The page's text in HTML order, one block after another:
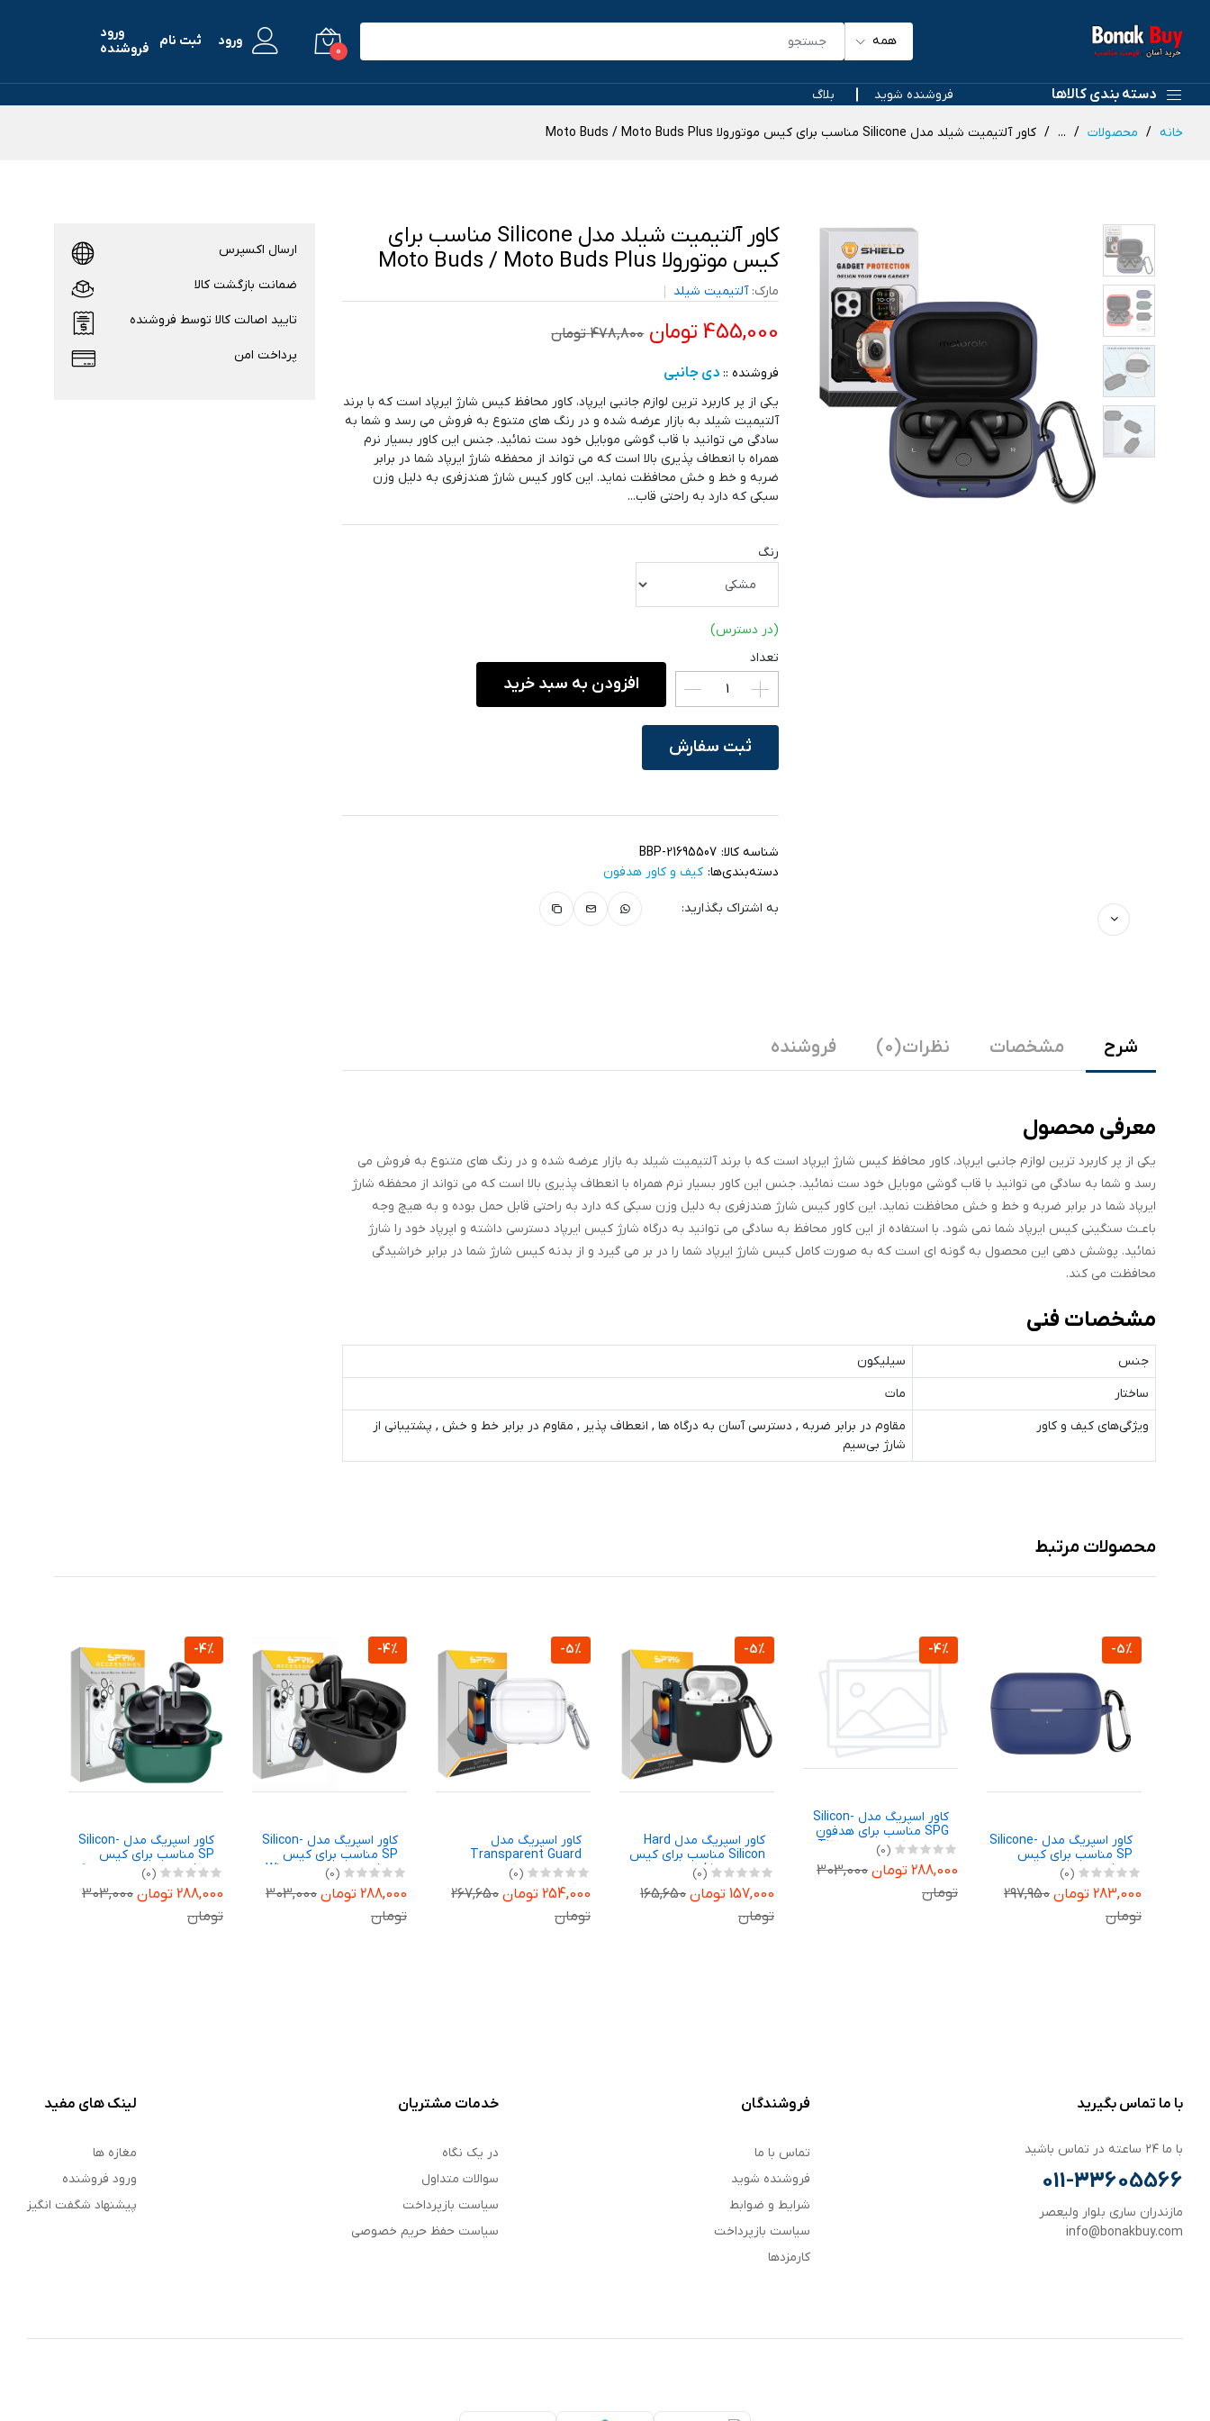
همه
0
ورود ثبت نام
ورود
فروشنده
دسته بندی کالاها فروشنده شوید بلاگ
خانه محصولات ... کاور آلتیمیت شیلد مدل Silicone مناسب برای کیس موتورولا Moto Buds / Moto Buds Plus
کاور آلتیمیت شیلد مدل Silicone مناسب برای
کیس موتورولا Moto Buds / Moto Buds Plus
مارک:آلتیمیت شیلد
455,000 تومان 478,800 تومان
فروشنده :: دی جانبی
یکی از پر کاربرد ترین لوازم جانبی ایرپاد، کاور محافظ کیس شارژ ایرپاد است که با برند
آلتیمیت شیلد به بازار عرضه شده و در رنگ های متنوع به فروش می رسد و شما به
سادگی می توانید با قاب گوشی موبایل خود ست نمائید. جنس این کاور بسیار نرم
همراه با انعطاف پذیری بالا است که می تواند از محفظه شارژ ایرپاد شما در برابر
ضربه و خط و خش محافظت نماید. این کاور کیس شارژ هندزفری به دلیل وزن
سبکی که دارد به راحتی قاب...
رنگ
(در دسترس)
تعداد
افزودن به سبد خرید
ثبت سفارش
شناسه کالا: BBP-21695507
دسته‌بندی‌ها: کیف و کاور هدفون
به اشتراک بگذارید:
شرح مشخصات نظرات (0) فروشنده
معرفی محصول
یکی از پر کاربرد ترین لوازم جانبی ایرپاد، کاور محافظ کیس شارژ ایرپاد است که با برند آلتیمیت شیلد به بازار عرضه شده و در رنگ های متنوع به فروش می
رسد و شما به سادگی می توانید با قاب گوشی موبایل خود ست نمائید. جنس این کاور بسیار نرم همراه با انعطاف پذیری بالا است که می تواند از محفظه شارژ
ایرپاد شما در برابر ضربه و خط و خش محافظت نماید. این کاور کیس شارژ هندزفری به دلیل وزن سبکی که دارد به راحتی قابل حمل بوده و به هیچ وجه
باعـث سنگینی کیس ایرپاد شما نمی‌ شود. با استفاده از این کاور محافظ به سادگی می توانید به درگاه شارژ کیس ایرپاد دسترسی داشته و اپرپاد خود را شارژ
نمائید. پوشش دهی این محصول به گونه ای است که به صورت کامل کیس شارژ ایرپاد شما را در بر می گیرد و از بدنه کیس شارژ شما در برابر خراشیدگی
محافظت می کند.
مشخصات فنی
جنس
سیلیکون
ساختار
مات
ویژگی‌های کیف و کاور
مقاوم در برابر ضربه , دسترسی آسان به درگاه ها , انعطاف پذیر , مقاوم در برابر خط و خش , پشتیبانی از
شارژ بی‌سیم
ارسال اکسپرس
ضمانت بازگشت کالا
تایید اصالت کالا توسط فروشنده
پرداخت امن
محصولات مرتبط
-5%
کاور اسپریگ مدل Silicone-
SP مناسب برای کیس
هدفون بی سیم انکر
Soundcore C50i
(0)
283,000 تومان
297,950
تومان
-4%
کاور اسپریگ مدل Silicon-
SPG مناسب برای هدفون
بی سیم کیو سی وای T13
(0)
288,000 تومان
303,000
تومان
-5%
کاور اسپریگ مدل Hard
Silicon مناسب برای کیس
اپل ایرپاد 1 / 2 (0)
157,000 تومان
165,650
تومان
-5%
کاور اسپریگ مدل
Transparent Guard
مناسب برای کیس اپل
ایرپاد Airpod Pro
(0)
254,000 تومان
267,650
تومان
-4%
کاور اسپریگ مدل Silicon-
SP مناسب برای کیس
هدفون بی سیم هایلو W1
Anc
(0)
288,000 تومان
303,000
تومان
-4%
کاور اسپریگ مدل Silicon-
SP مناسب برای کیس
هدفون بی سیم سامسونگ
Galaxy Buds 3 FE
(0)
288,000 تومان
303,000
تومان
با ما تماس بگیرید
با ما ۲۴ ساعته در تماس باشید
011-33605566
مازندران ساری بلوار ولیعصر
info@bonakbuy.com
فروشندگان
تماس با ما
فروشنده شوید
شرایط و ضوابط
سیاست بازپرداخت
کارمزدها
خدمات مشتریان
در یک نگاه
سوالات متداول
سیاست بازپرداخت
سیاست حفظ حریم خصوصی
لینک های مفید
مغازه ها
ورود فروشنده
پیشنهاد شگفت انگیز